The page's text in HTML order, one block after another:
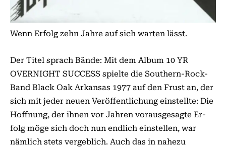
Wenn Erfolg zehn Jahre auf sich warten lässt.
Der Titel sprach Bände: Mit dem Album 10 YR
OVERNIGHT SUCCESS spielte die Southern-Rock-
Band Black Oak Arkansas 1977 auf den Frust an, der
sich mit jeder neuen Veröffentlichung einstellte: Die
Hoffnung, der ihnen vor Jahren vorausgesagte Er-
folg möge sich doch nun endlich einstellen, war
nämlich stets vergeblich. Auch das in nahezu